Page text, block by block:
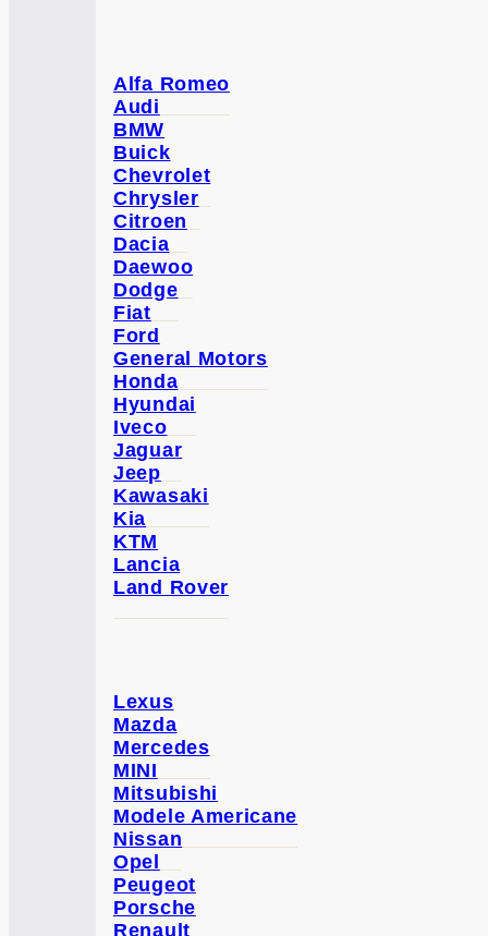
Alfa Romeo
Audi
BMW
Buick
Chevrolet
Chrysler
Citroen
Dacia
Daewoo
Dodge
Fiat
Ford
General Motors
Honda
Hyundai
Iveco
Jaguar
Jeep
Kawasaki
Kia
KTM
Lancia
Land Rover
Lexus
Mazda
Mercedes
MINI
Mitsubishi
Modele Americane
Nissan
Opel
Peugeot
Porsche
Renault